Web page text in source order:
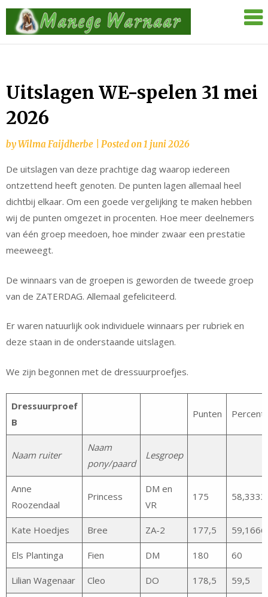
Skip
content
Manege
Uitslagen WE-spelen 31 mei
2026
byWilma Faijdherbe Posted on1 juni 2026
De uitslagen van deze prachtige dag waarop iedereen
ontzettend heeft genoten. De punten lagen allemaal heel
dichtbij elkaar. Om een goede vergelijking te maken hebben
wij de punten omgezet in procenten. Hoe meer deelnemers
van één groep meedoen, hoe minder zwaar een prestatie
meeweegt.
De winnaars van de groepen is geworden de tweede groep
van de ZATERDAG. Allemaal gefeliciteerd.
Er waren natuurlijk ook individuele winnaars per rubriek en
deze staan in de onderstaande uitslagen.
We zijn begonnen met de dressuurproefjes.
Dressuurproef
B
Punten
Naam ruiter
Naam
pony/paard
Lesgroep
Anne
Roozendaal
Princess
DM en
VR
175
Kate Hoedjes Bree ZA-2 177,5
Els Plantinga Fien DM 180 60
Lilian Wagenaar Cleo DO 178,5 59,5